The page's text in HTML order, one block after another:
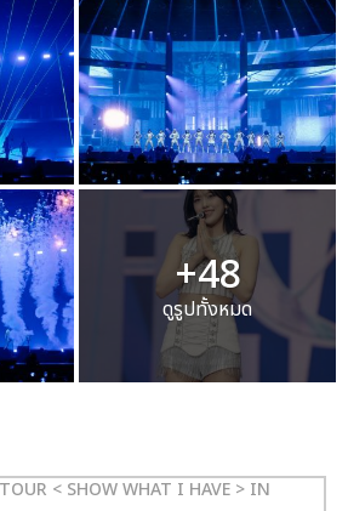
+48
ดูรูปทั้งหมด
< SHOW WHAT I HAVE > IN